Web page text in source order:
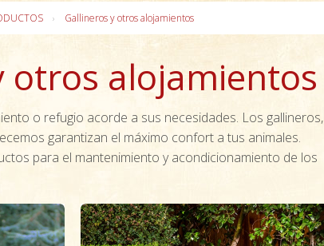
Gallineros y otros alojamientos
otros alojamientos
o refugio acorde a sus necesidades. Los gallineros,
garantizan el máximo confort a tus animales.
para el mantenimiento y acondicionamiento de los